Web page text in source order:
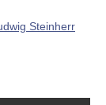
Steinherr